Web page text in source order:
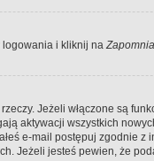
logowania i kliknij na
Jeżeli włączone są
aktywacji wszystkich
e-mail postępuj zgodnie
Jeżeli jesteś pewien, że